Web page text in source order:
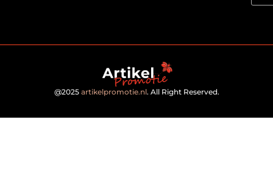
@2025 artikelpromotie.nl. All Right Reserved.